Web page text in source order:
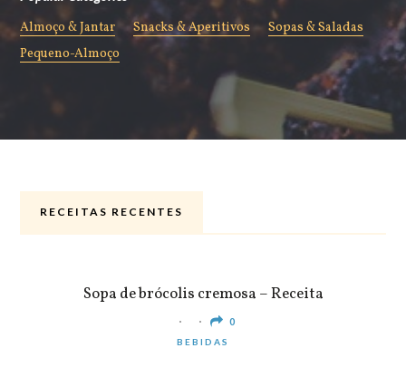
Almoço & Jantar Snacks & Aperitivos
Sopas & Saladas
Pequeno-Almoço
RECEITAS RECENTES
Sopa de brócolis cremosa – Receita
0
BEBIDAS